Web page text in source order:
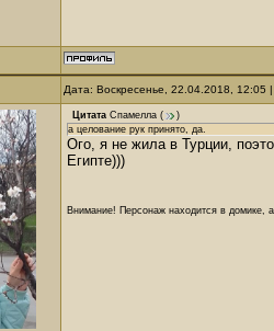
Дата: Воскресенье, 22.04.2018,
Цитата Спамелла (
)
а целование рук принято, да.
Ого, я не жила в Турции,
Египте)))
Внимание! Персонаж находится в домике,